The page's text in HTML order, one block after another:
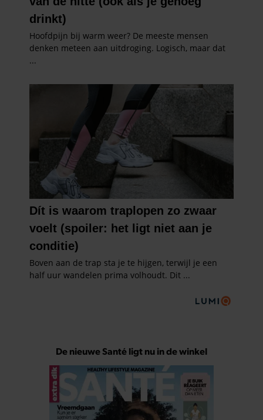
De nieuwe Santé ligt nu in de winkel